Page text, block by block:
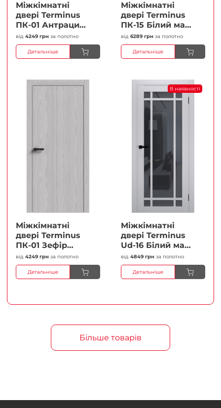
Міжкімнатні
двері Terminus
ПК-01 Антрацит
(п/п) Глухі
Плівка
від 4249 грн за полотно
Детальніше
Міжкімнатні
двері Terminus
ПК-15 Білий мат
(Термінус) Чорне
скло Плівка
від 6289 грн за полотно
Детальніше
Міжкімнатні
двері Terminus
ПК-01 Зефір
Глухі Плівка
від 4249 грн за полотно
Детальніше
В наявності
Міжкімнатні
двері Terminus
Ud-16 Білий мат
(Термінус) Сатин
білий Плівка
від 4849 грн за полотно
Детальніше
Більше товарів